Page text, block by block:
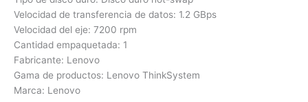
Velocidad de transferencia de datos: 1.2 GBps
Velocidad del eje: 7200 rpm
Cantidad empaquetada: 1
Fabricante: Lenovo
Gama de productos: Lenovo ThinkSystem
Marca: Lenovo